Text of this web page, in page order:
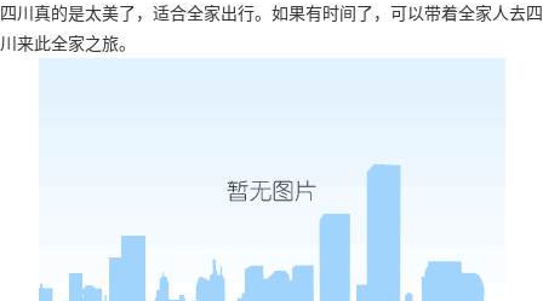
四川真的是太美了，适合全家出行。如果有时间了，可以带着全家人去四
川来此全家之旅。